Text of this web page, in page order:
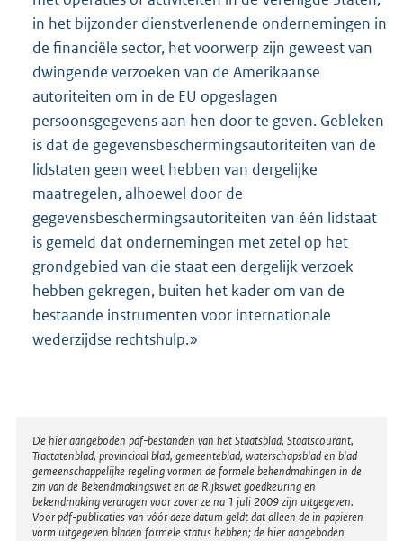
in het bijzonder dienstverlenende ondernemingen in
de financiële sector, het voorwerp zijn geweest van
dwingende verzoeken van de Amerikaanse
autoriteiten om in de EU opgeslagen
persoonsgegevens aan hen door te geven. Gebleken
is dat de gegevensbeschermingsautoriteiten van de
lidstaten geen weet hebben van dergelijke
maatregelen, alhoewel door de
gegevensbeschermingsautoriteiten van één lidstaat
is gemeld dat ondernemingen met zetel op het
grondgebied van die staat een dergelijk verzoek
hebben gekregen, buiten het kader om van de
bestaande instrumenten voor internationale
wederzijdse rechtshulp.»
Disclaimer
De hier aangeboden pdf-bestanden van het Staatsblad, Staatscourant,
Tractatenblad, provinciaal blad, gemeenteblad, waterschapsblad en blad
gemeenschappelijke regeling vormen de formele bekendmakingen in de
zin van de Bekendmakingswet en de Rijkswet goedkeuring en
bekendmaking verdragen voor zover ze na 1 juli 2009 zijn uitgegeven.
Voor pdf-publicaties van vóór deze datum geldt dat alleen de in papieren
vorm uitgegeven bladen formele status hebben; de hier aangeboden